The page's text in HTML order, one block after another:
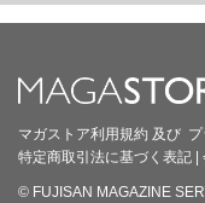
マガストア利用規約 及び
特定商取引法に基づく表記
© FUJISAN MAGAZINE